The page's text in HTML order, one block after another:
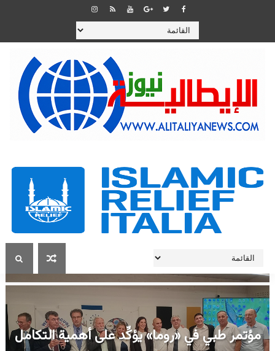
مؤتمر طبي في «روما» يؤكِّد على أهمية التكامل